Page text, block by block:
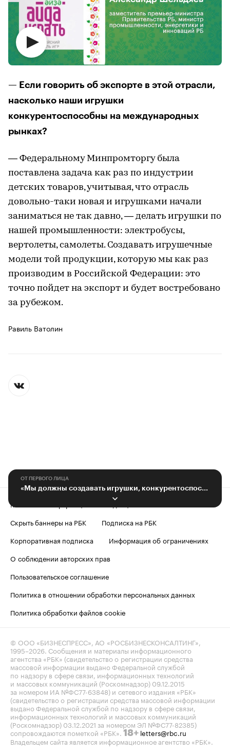
— Если говорить об экспорте в этой отрасли,
насколько наши игрушки
конкурентоспособны на международных
рынках?
— Федеральному Минпромторгу была
поставлена задача как раз по индустрии
детских товаров, учитывая, что отрасль
довольно-таки новая и игрушками начали
заниматься не так давно, — делать игрушки по
нашей промышленности: электробусы,
вертолеты, самолеты. Создавать игрушечные
модели той продукции, которую мы как раз
производим в Российской Федерации: это
точно пойдет на экспорт и будет востребовано
за рубежом.
Равиль Ватолин
ОТ ПЕРВОГО ЛИЦА
«Мы должны создавать игрушки, конкурентоспособные на мировом рынке»
Контактная информация
Скрыть баннеры на РБК
Подписка на РБК
Корпоративная подписка
Информация об ограничениях
О соблюдении авторских прав
Пользовательское соглашение
Политика в отношении обработки персональных данных
Политика обработки файлов cookie
© ООО «БИЗНЕСПРЕСС», АО «РОСБИЗНЕСКОНСАЛТИНГ»,
1995–2026. Сообщения и материалы информационного
агентства «РБК» (свидетельство о регистрации средства
массовой информации выдано Федеральной службой
по надзору в сфере связи, информационных технологий
и массовых коммуникаций (Роскомнадзор) 09.12.2015
за номером ИА №ФС77-63848) и сетевого издания «РБК»
(свидетельство о регистрации средства массовой информации
выдано Федеральной службой по надзору в сфере связи,
информационных технологий и массовых коммуникаций
(Роскомнадзор) 03.12.2021 за номером ЭЛ №ФС77-82385)
сопровождаются пометкой «РБК». 18+ letters@rbc.ru
Владельцем сайта является информационное агентство «РБК».